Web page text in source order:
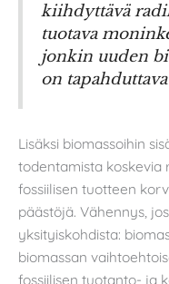
kiihdyttävä
tuotava
jonkin uuden
on
Lisäksi biomassoihin
todentamista koskevia
fossiilisen tuotteen
päästöjä. Vähennys,
yksityiskohdista:
biomassan
fossiilisen tuotanto- ja